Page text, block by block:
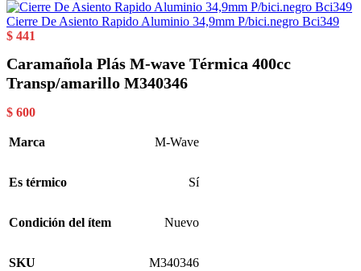
Cierre De Asiento Rapido Aluminio 34,9mm P/bici.negro Bci349
$ 441
Caramañola Plás M-wave Térmica 400cc
Transp/amarillo M340346
$ 600
Marca M-Wave
Es térmico Sí
Condición del ítem Nuevo
SKU M340346